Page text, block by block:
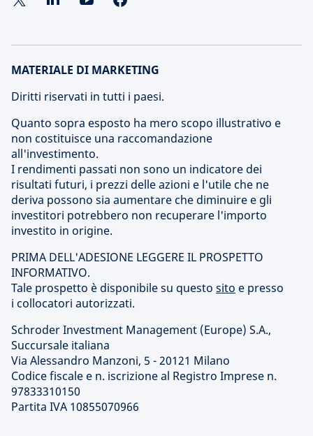
MATERIALE DI MARKETING
Diritti riservati in tutti i paesi.
Quanto sopra esposto ha mero scopo illustrativo e
non costituisce una raccomandazione
all'investimento.
I rendimenti passati non sono un indicatore dei
risultati futuri, i prezzi delle azioni e l'utile che ne
deriva possono sia aumentare che diminuire e gli
investitori potrebbero non recuperare l'importo
investito in origine.
PRIMA DELL'ADESIONE LEGGERE IL PROSPETTO
INFORMATIVO.
Tale prospetto è disponibile su questo sito e presso
i collocatori autorizzati.
Schroder Investment Management (Europe) S.A.,
Succursale italiana
Via Alessandro Manzoni, 5 - 20121 Milano
Codice fiscale e n. iscrizione al Registro Imprese n.
97833310150
Partita IVA 10855070966